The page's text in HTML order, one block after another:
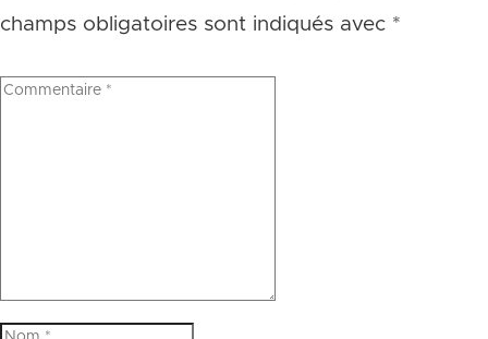
champs obligatoires sont indiqués avec *